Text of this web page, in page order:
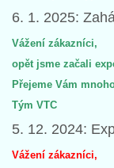
6. 1. 2025:
Vážení zákazníci,
opět jsme začali
Přejeme Vám
Tým VTC
5. 12. 2024:
Vážení zákazníci,